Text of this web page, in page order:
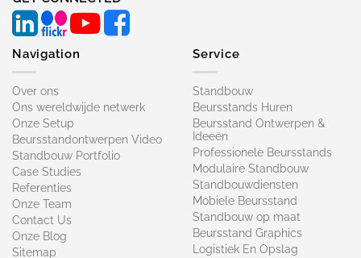
Navigation
Over ons
Ons wereldwijde netwerk
Onze Setup
Beursstandontwerpen Video
Standbouw Portfolio
Case Studies
Referenties
Onze Team
Contact Us
Onze Blog
Sitemap
Service
Standbouw
Beursstands Huren
Beursstand Ontwerpen &
Ideeën
Professionele Beursstands
Modulaire Standbouw
Standbouwdiensten
Mobiele Beursstand
Standbouw op maat​
Beursstand Graphics
Logistiek En Opslag